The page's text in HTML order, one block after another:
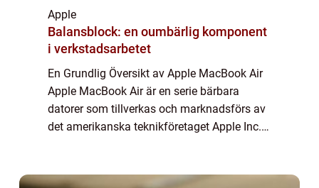
Apple
Balansblock: en oumbärlig komponent
i verkstadsarbetet
En Grundlig Översikt av Apple MacBook Air
Apple MacBook Air är en serie bärbara
datorer som tillverkas och marknadsförs av
det amerikanska teknikföretaget Apple Inc.
komp...